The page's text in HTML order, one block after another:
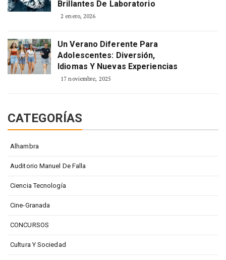
Brillantes De Laboratorio
2 enero, 2026
Un Verano Diferente Para
Adolescentes: Diversión,
Idiomas Y Nuevas Experiencias
17 noviembre, 2025
CATEGORÍAS
Alhambra
Auditorio Manuel De Falla
Ciencia Tecnología
Cine-Granada
CONCURSOS
Cultura Y Sociedad